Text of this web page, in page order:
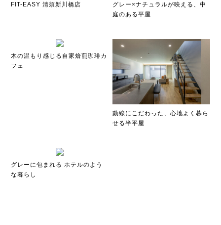
FIT-EASY 清須新川橋店
グレー×ナチュラルが映える、中
庭のある平屋
木の温もり感じる自家焙煎珈琲カ
フェ
動線にこだわった、心地よく暮ら
せる半平屋
グレーに包まれる ホテルのよう
な暮らし